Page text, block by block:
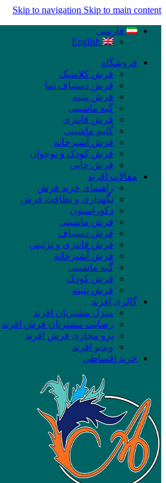
Skip to navigation Skip to main content
فارسی
English
فروشگاه
فرش کلاسیک
فرش دستباف نما
فرش پتینه
گبه ماشینی
فرش فانتزی
گلیم ماشینی
فرش آشپزخانه
فرش کودک و نوجوان
فرش چاپی
مقالات افرند
راهنمای خرید فرش
نگهداری و نظافت فرش
دکوراسیون
فرش ماشینی
فرش دستباف
فرش فانتزی و تزئینی
فرش آشپزخانه
گبه ماشینی
فرش کودک
فرش پتینه
گالری افرند
منزل مشتریان افرند
رضایت مشتریان فرش افرند
پرو مجازی فرش افرند
ویدیو افرند
خرید اقساطی